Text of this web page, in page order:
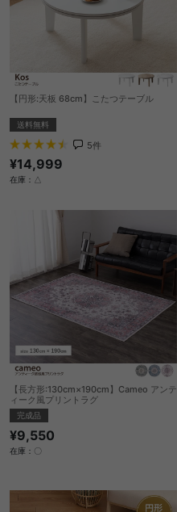
【円形:天板 68cm】こたつテーブル
送料無料
5件
¥14,999
在庫：△
【長方形:130cm×190cm】Cameo アンテ
ィーク風プリントラグ
完成品
¥9,550
在庫：〇